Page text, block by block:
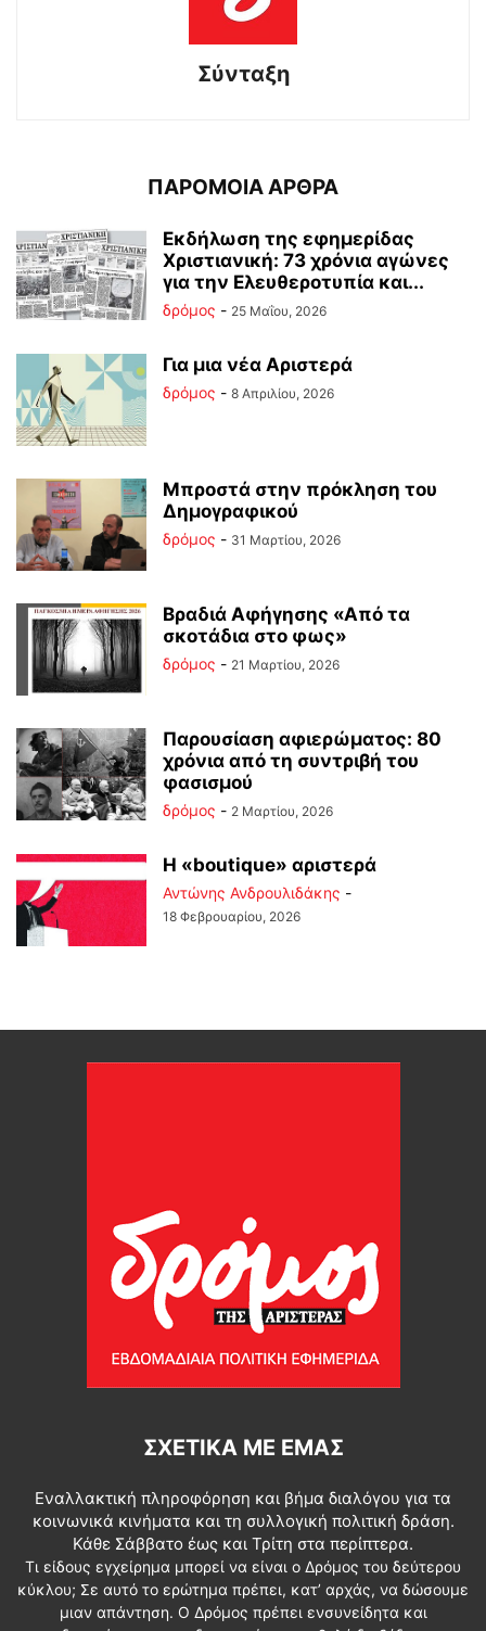
Σύνταξη
ΠΑΡΟΜΟΙΑ ΑΡΘΡΑ
Εκδήλωση της εφημερίδας
Χριστιανική: 73 χρόνια αγώνες
για την Ελευθεροτυπία και...
δρόμος - 25 Μαΐου, 2026
Για μια νέα Αριστερά
δρόμος - 8 Απριλίου, 2026
Μπροστά στην πρόκληση του
Δημογραφικού
δρόμος - 31 Μαρτίου, 2026
Βραδιά Αφήγησης «Από τα
σκοτάδια στο φως»
δρόμος - 21 Μαρτίου, 2026
Παρουσίαση αφιερώματος: 80
χρόνια από τη συντριβή του
φασισμού
δρόμος - 2 Μαρτίου, 2026
Η «boutique» αριστερά
Αντώνης Ανδρουλιδάκης -
18 Φεβρουαρίου, 2026
ΣΧΕΤΙΚΆ ΜΕ ΕΜΆΣ
Εναλλακτική πληροφόρηση και βήμα διαλόγου για τα
κοινωνικά κινήματα και τη συλλογική πολιτική δράση.
Κάθε Σάββατο έως και Τρίτη στα περίπτερα.
Τι είδους εγχείρημα μπορεί να είναι ο Δρόμος του δεύτερου
κύκλου; Σε αυτό το ερώτημα πρέπει, κατ’ αρχάς, να δώσουμε
μιαν απάντηση. Ο Δρόμος πρέπει ενσυνείδητα και